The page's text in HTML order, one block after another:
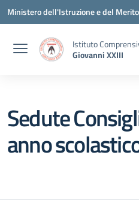
Vai ai contenuti
Vai al menu di navigazione
Vai al footer
Ministero dell'Istruzione e del Merito
Istituto
Giovanni XXIII
Sedute
anno